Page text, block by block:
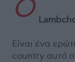
Ο
Είναι ένα
country αυτό